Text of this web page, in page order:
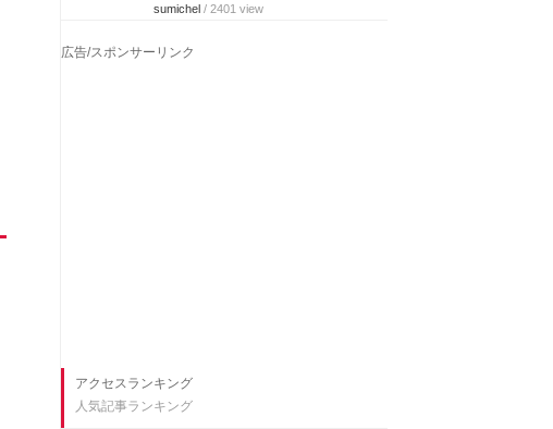
sumichel / 2401 view
広告/スポンサーリンク
アクセスランキング
人気記事ランキング